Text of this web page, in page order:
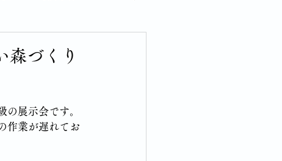
づくり
の展示会です。
作業が遅れてお